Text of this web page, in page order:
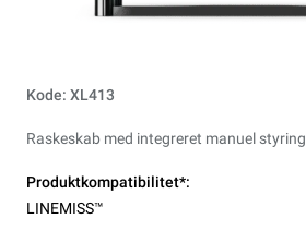
Kode: XL413
Raskeskab med integreret manuel styring
Produktkompatibilitet*:
LINEMISS™